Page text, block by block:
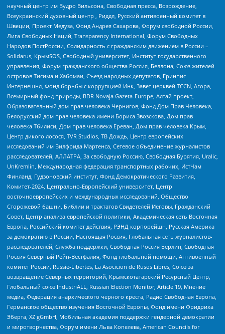
научный центр им Вудро Вильсона, Свободная пресса, Возрождение,
Всеукраинский духовный центр , Риддл, Русский антивоенный комитет в
Швеции, Проект Медуза, Фонд Андрея Сахарова, Форум свободной России,
Лига Свободных Наций, Transparеncy International, Форум Свободных
Народов ПостРоссии, Солидарность с гражданским движением в России –
Solidarus, КрымSOS, Свободный университет, Институт государственного
управления, Форум гражданского общества Россия, Беллона, Союз жителей
островов Тисима и Хабомаи, Съезд народных депутатов, Гринпис
Интернешнл, Фонд борьбы с коррупцией Инк, Завет церквей TCCN, Агора,
Всемирный фонд природы, BDR Novaja Gazeta-Europe, Алтай проект,
Образовательный дом прав человека Чернигов, Фонд Дом Прав Человека,
Белорусский дом прав человека имени Бориса Звозскова, Дом прав
человека Тбилиси, Дом прав человека Ереван, Дом прав человека Крым,
Центр дикого лосося, TVR Studios, ТВ Дождь, Центр европейских
исследований им Вилфрида Мартенса, Сетевое объединение журналистов
расследователей, АЛЛАТРА, За свободную Россию, Свободная Бурятия, Uralic,
UnKremlin, Международная федерация транспортных рабочих, ИстЧам
Финланд, Гудзоновский институт, Фонд Демократического Развития,
Комитет-2024, Центрально-Европейский университет, Центр
восточноевропейских и международных исследований, Общество
Сторожевой башни, Библии и трактатов Свидетелей Иеговы, Гражданский
Совет, Центр анализа европейской политики, Академическая сеть Восточная
Европа, Российский комитет действия, РЭНД корпорейшн, Русская Америка
за демократию в России, Настоящая Россия, Глобальная сеть журналистов-
расследователей, Служба поддержки, Свободная Россия Берлин, Свободная
Россия Северный Рейн-Вестфалия, Фонд глобальной помощи, Антивоенный
комитет России, Russie-Libertes, La Asocicion de Rusos Libres, Союз за
возвращение Северных территорий, Крымскотатарский Ресурсный Центр,
Глобальный союз IndustriALL, Russian Election Monitor, Article 19, Мнение
медиа, Федерация анархического черного креста, Радио Свободная Европа,
Германское общество изучения Восточной Европы, Фонд имени Фридриха
Эберта, XZ gGmbH, Мобильная академия поддержки гендерной демократии
и миротворчества, Форум имени Льва Копелева, American Councils for